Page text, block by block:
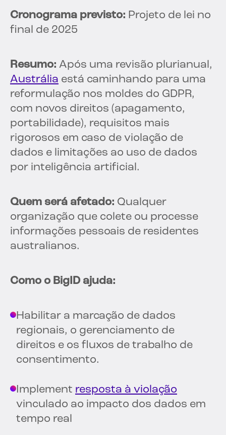
Cronograma previsto: Projeto de lei no
final de 2025
Resumo: Após uma revisão plurianual,
Austrália está caminhando para uma
reformulação nos moldes do GDPR,
com novos direitos (apagamento,
portabilidade), requisitos mais
rigorosos em caso de violação de
dados e limitações ao uso de dados
por inteligência artificial.
Quem será afetado: Qualquer
organização que colete ou processe
informações pessoais de residentes
australianos.
Como o BigID ajuda:
Habilitar a marcação de dados
regionais, o gerenciamento de
direitos e os fluxos de trabalho de
consentimento.
Implement resposta à violação
vinculado ao impacto dos dados em
tempo real